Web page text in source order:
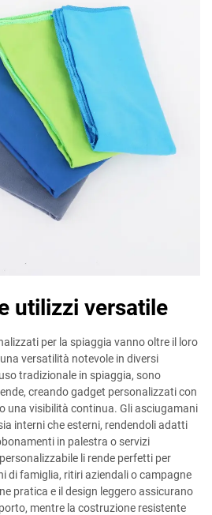
utilizzi versatile
per la spiaggia vanno oltre il loro
versatilità notevole in diversi
tradizionale in spiaggia, sono
creando gadget personalizzati con
una visibilità continua. Gli asciugamani
interni che esterni, rendendoli adatti
in palestra o servizi
li rende perfetti per
di famiglia, ritiri aziendali o campagne
pratica e il design leggero assicurano
mentre la costruzione resistente